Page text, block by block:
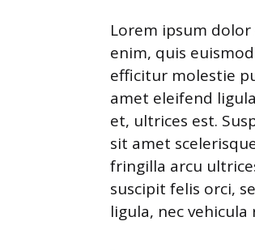
Lorem ipsum
enim, quis
efficitur molestie
amet eleifend
et, ultrices est.
sit amet
fringilla arcu
suscipit felis orci,
ligula, nec